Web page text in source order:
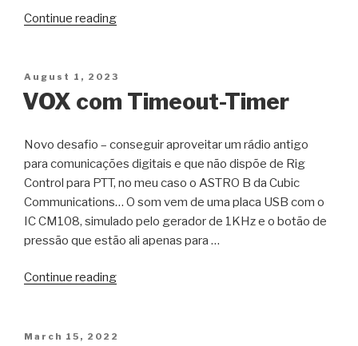
Continue reading“Modos
Kenwood,
Quansheng
ou
Posted
on
August 1, 2023
VOX com Timeout-Timer
Novo desafio – conseguir aproveitar um rádio antigo
para comunicações digitais e que não dispõe de Rig
Control para PTT, no meu caso o ASTRO B da Cubic
Communications… O som vem de uma placa USB com o
IC CM108, simulado pelo gerador de 1KHz e o botão de
pressão que estão ali apenas para …
Continue reading“VOX
Timer”
Posted
March 15, 2022